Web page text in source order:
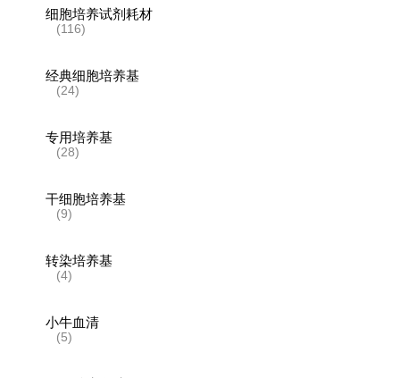
细胞培养试剂耗材
(116)
经典细胞培养基
(24)
专用培养基
(28)
干细胞培养基
(9)
转染培养基
(4)
小牛血清
(5)